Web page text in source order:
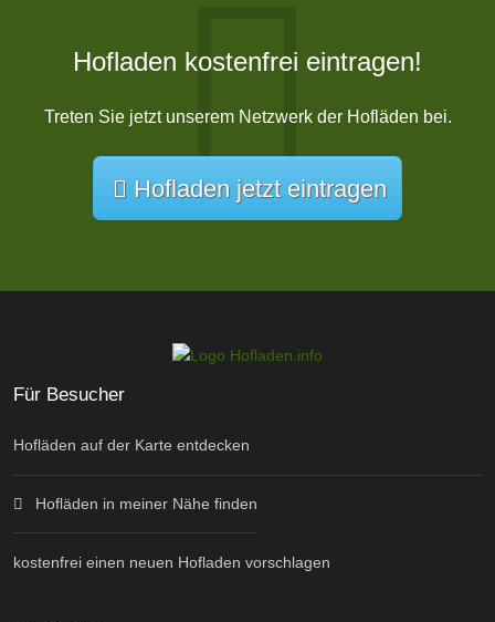
Hofladen kostenfrei eintragen!
Treten Sie jetzt unserem Netzwerk der Hofläden bei.
Hofladen jetzt eintragen
Für Besucher
Hofläden auf der Karte entdecken
Hofläden in meiner Nähe finden
kostenfrei einen neuen Hofladen vorschlagen